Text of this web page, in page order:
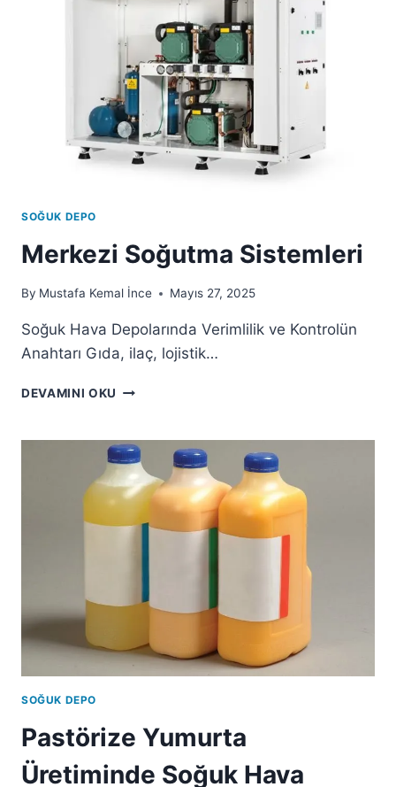
SOĞUK DEPO
Merkezi Soğutma Sistemleri
By Mustafa Kemal İnce Mayıs 27, 2025
Soğuk Hava Depolarında Verimlilik ve Kontrolün
Anahtarı Gıda, ilaç, lojistik…
DEVAMINI OKU
SOĞUK DEPO
Pastörize Yumurta
Üretiminde Soğuk Hava